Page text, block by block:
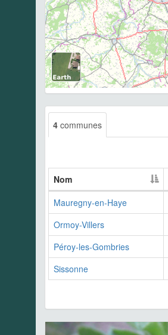
4 communes
Nom
Mauregny-en-Haye
Ormoy-Villers
Péroy-les-Gombries
Sissonne